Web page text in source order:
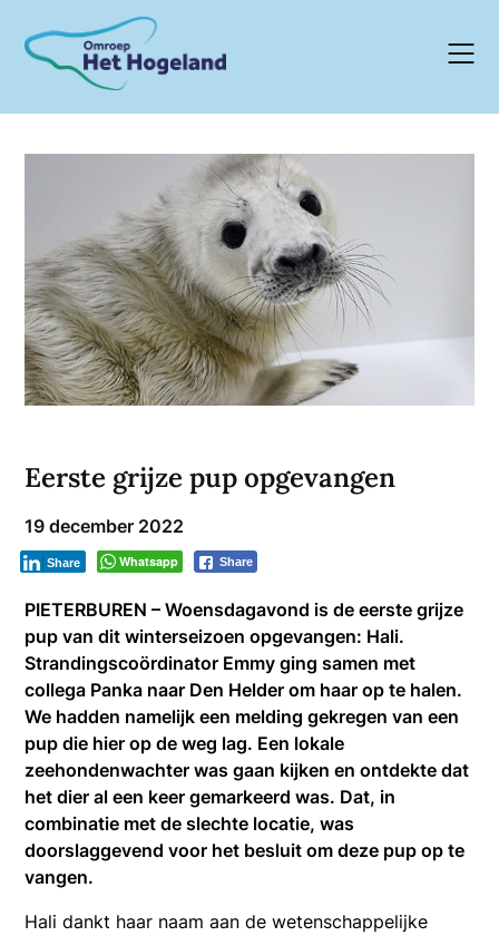
content
Eerste grijze pup opgevangen
19 december 2022
Whatsapp Share
Share
PIETERBUREN – Woensdagavond is de eerste grijze
pup van dit winterseizoen opgevangen: Hali.
Strandingscoördinator Emmy ging samen met
collega Panka naar Den Helder om haar op te halen.
We hadden namelijk een melding gekregen van een
pup die hier op de weg lag. Een lokale
zeehondenwachter was gaan kijken en ontdekte dat
het dier al een keer gemarkeerd was. Dat, in
combinatie met de slechte locatie, was
doorslaggevend voor het besluit om deze pup op te
vangen.
Hali dankt haar naam aan de wetenschappelijke